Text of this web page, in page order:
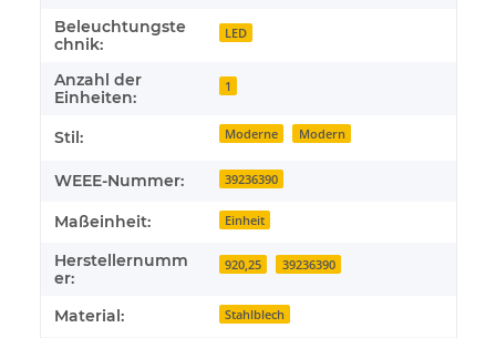
Beleuchtungste
chnik:
LED
Anzahl der
Einheiten:
1
Stil: Moderne Modern
WEEE-Nummer: 39236390
Maßeinheit: Einheit
Herstellernumm
er:
920,25 39236390
Material: Stahlblech